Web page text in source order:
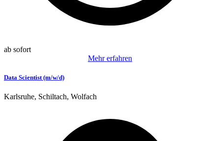
ab sofort
Mehr erfahren
Data Scientist (m/w/d)
Karlsruhe, Schiltach, Wolfach